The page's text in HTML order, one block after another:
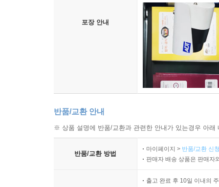
포장 안내
반품/교환 안내
※ 상품 설명에 반품/교환과 관련한 안내가 있는경우 아
반품/교환 방법
마이페이지 > 반품/교환 신
판매자 배송 상품은 판매자
출고 완료 후 10일 이내의